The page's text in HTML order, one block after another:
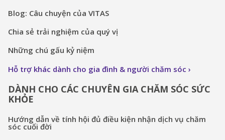
Blog: Câu chuyện của VITAS
Chia sẻ trải nghiệm của quý vị
Những chú gấu kỷ niệm
Hỗ trợ khác dành cho gia đình & người chăm sóc
DÀNH CHO CÁC CHUYÊN GIA CHĂM SÓC SỨC
KHỎE
Hướng dẫn về tính hội đủ điều kiện nhận dịch vụ chăm
sóc cuối đời